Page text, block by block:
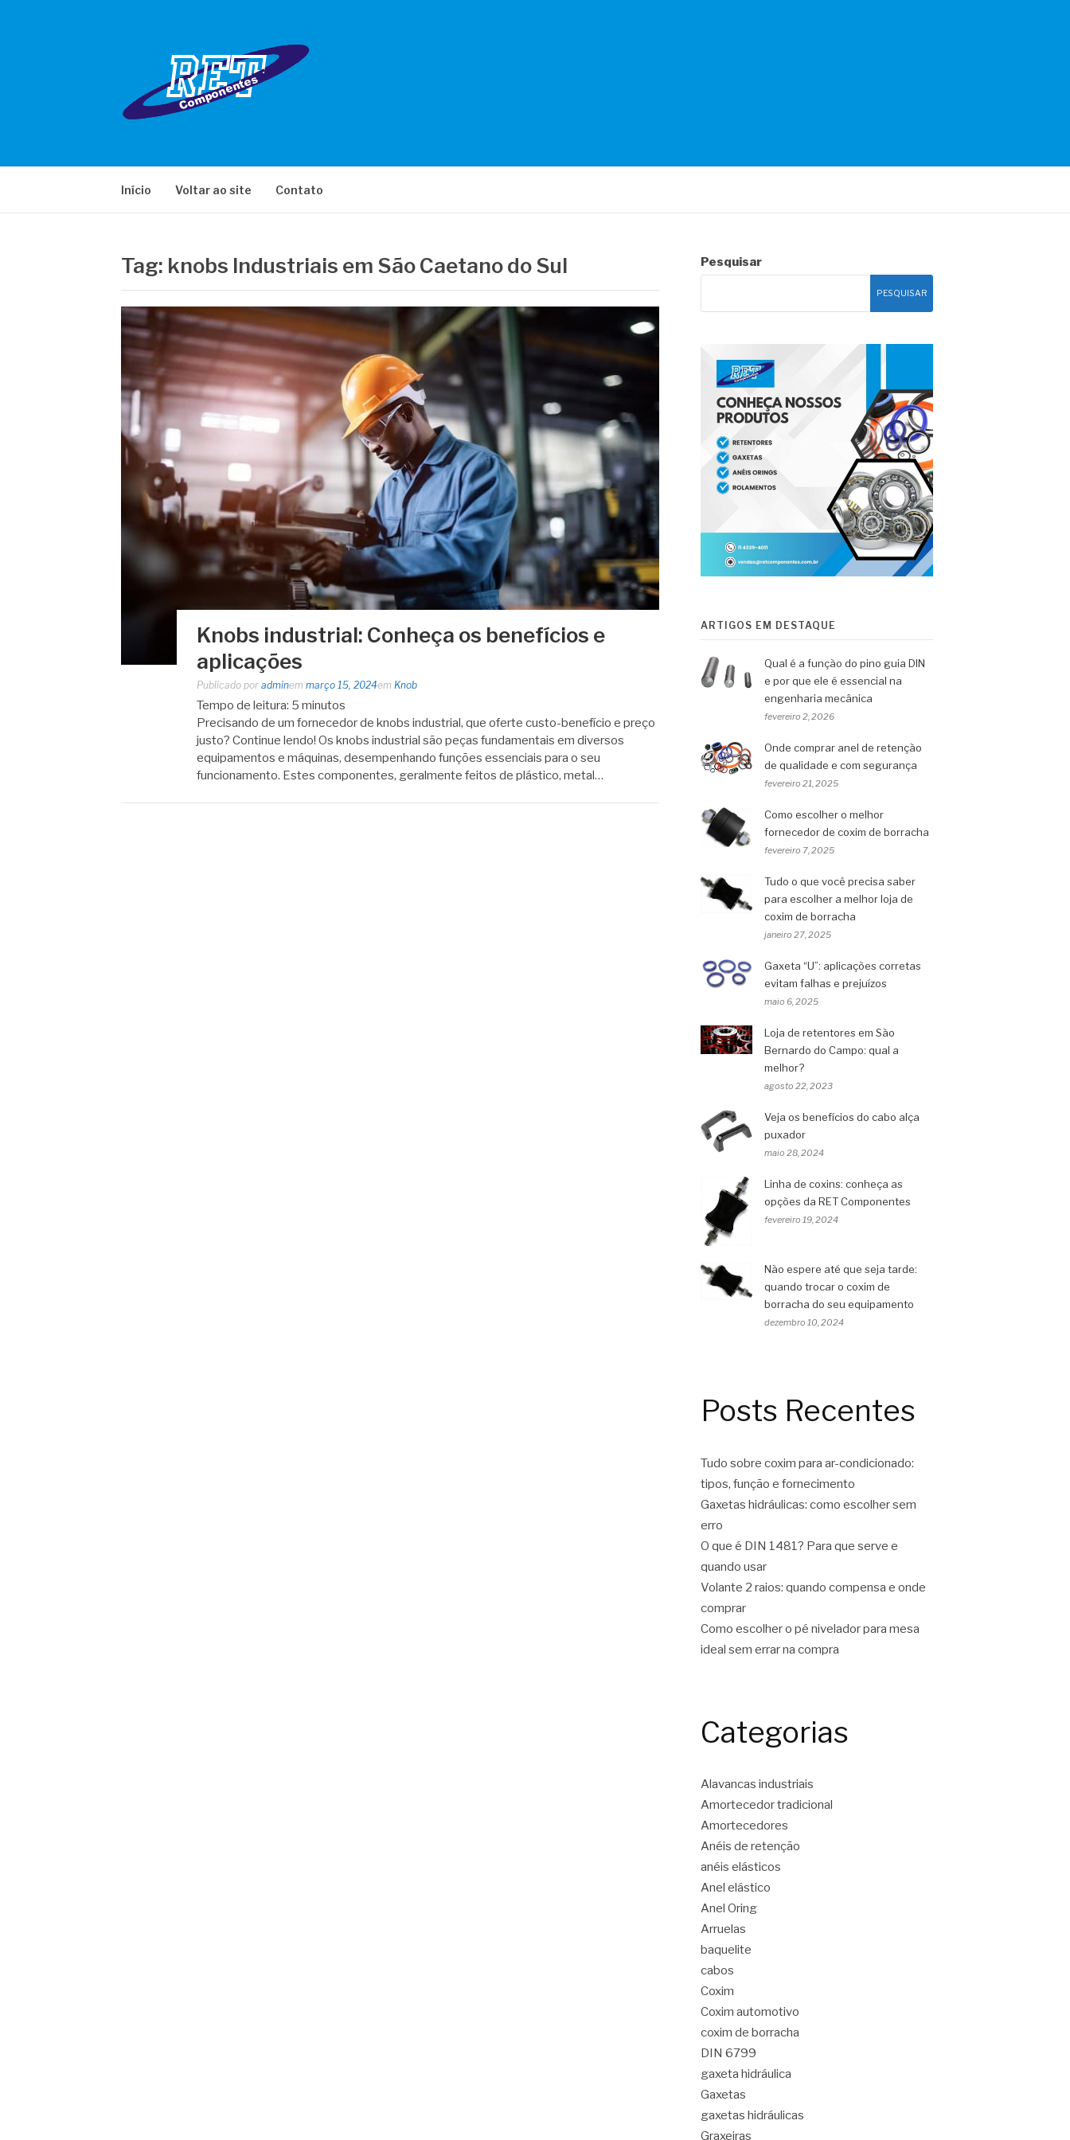
Início Voltar ao site Contato
Tag: knobs Industriais em São Caetano do Sul
Knobs industrial: Conheça os benefícios e
aplicações
Publicado por adminem março 15, 2024em Knob
Tempo de leitura: 5 minutos
Precisando de um fornecedor de knobs industrial, que oferte custo-benefício e preço
justo? Continue lendo! Os knobs industrial são peças fundamentais em diversos
equipamentos e máquinas, desempenhando funções essenciais para o seu
funcionamento. Estes componentes, geralmente feitos de plástico, metal…
Pesquisar
PESQUISAR
ARTIGOS EM DESTAQUE
Qual é a função do pino guia DIN
e por que ele é essencial na
engenharia mecânica
fevereiro 2, 2026
Onde comprar anel de retenção
de qualidade e com segurança
fevereiro 21, 2025
Como escolher o melhor
fornecedor de coxim de borracha
fevereiro 7, 2025
Tudo o que você precisa saber
para escolher a melhor loja de
coxim de borracha
janeiro 27, 2025
Gaxeta “U”: aplicações corretas
evitam falhas e prejuízos
maio 6, 2025
Loja de retentores em São
Bernardo do Campo: qual a
melhor?
agosto 22, 2023
Veja os benefícios do cabo alça
puxador
maio 28, 2024
Linha de coxins: conheça as
opções da RET Componentes
fevereiro 19, 2024
Não espere até que seja tarde:
quando trocar o coxim de
borracha do seu equipamento
dezembro 10, 2024
Posts Recentes
Tudo sobre coxim para ar-condicionado:
tipos, função e fornecimento
Gaxetas hidráulicas: como escolher sem
erro
O que é DIN 1481? Para que serve e
quando usar
Volante 2 raios: quando compensa e onde
comprar
Como escolher o pé nivelador para mesa
ideal sem errar na compra
Categorias
Alavancas industriais
Amortecedor tradicional
Amortecedores
Anéis de retenção
anéis elásticos
Anel elástico
Anel Oring
Arruelas
baquelite
cabos
Coxim
Coxim automotivo
coxim de borracha
DIN 6799
gaxeta hidráulica
Gaxetas
gaxetas hidráulicas
Graxeiras